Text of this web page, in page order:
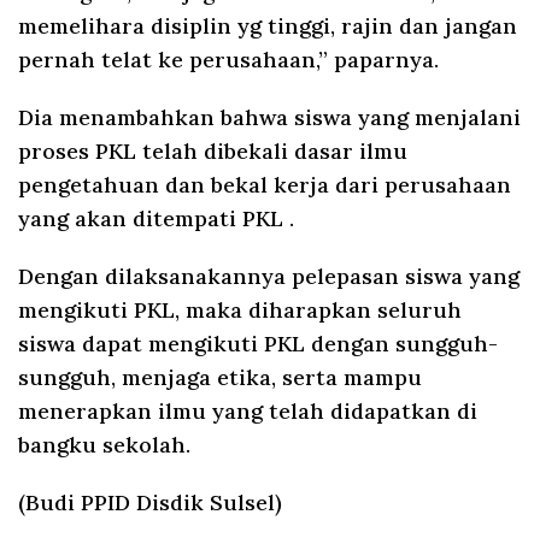
memelihara disiplin yg tinggi, rajin dan jangan
pernah telat ke perusahaan,” paparnya.
Dia menambahkan bahwa siswa yang menjalani
proses PKL telah dibekali dasar ilmu
pengetahuan dan bekal kerja dari perusahaan
yang akan ditempati PKL .
Dengan dilaksanakannya pelepasan siswa yang
mengikuti PKL, maka diharapkan seluruh
siswa dapat mengikuti PKL dengan sungguh-
sungguh, menjaga etika, serta mampu
menerapkan ilmu yang telah didapatkan di
bangku sekolah.
(Budi PPID Disdik Sulsel)